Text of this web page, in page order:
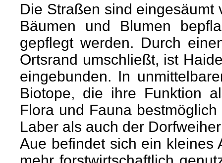
Die Straßen sind
Bäumen und Blumen
gepflegt werden. Durch
Ortsrand umschließt, ist
eingebunden. In
Biotope, die ihre Funktion
Flora und Fauna
Laber als auch der
Aue befindet sich ein kleines